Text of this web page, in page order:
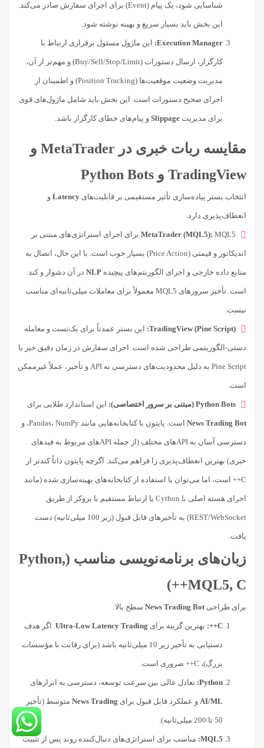
شناسایی شود، یک پیام (Event) برای اجرای سفارش صادر می‌کند.
این بخش باید بسیار سریع و بهینه نوشته شود.
Execution Manager: این ماژول مسئول برقراری ارتباط با
کارگزار، ارسال دستورات (Buy/Sell/Stop/Limit) و مهم‌تر از آن،
مدیریت وضعیت موقعیت‌ها (Position Tracking) و اطمینان از
اجرای صحیح دستورات است. این بخش باید شامل ماژول‌های قوی
برای مدیریت Slippage و پیام‌های خطای کارگزار باشد.
مقایسه ربات خبری در MetaTrader و
TradingView و Python Bots
انتخاب بستر پیاده‌سازی تأثیر مستقیمی بر قابلیت‌های Latency و
انعطاف‌پذیری دارد.
MetaTrader (MQL5): MQL5 برای اجرای استراتژی‌های مبتنی بر
اندیکاتور و قیمتی (Price Action) بسیار خوب است. با این حال، اتصال به
منابع داده خارجی و اجرای الگوریتم‌های پیچیده NLP در آن دشوار و کند
است. تأخیر سرورهای MQL5 معمولاً برای معاملات میلی‌ثانیه‌ای مناسب
نیست.
TradingView (Pine Script): این بستر عمدتاً برای بک‌تست و معامله
دستی-الگوریتمی طراحی شده است. اجرای سفارش در زمان دقیق خبر با
Pine Script به دلیل محدودیت‌های دسترسی به API و تأخیر، عملاً غیرممکن
است.
Python Bots (مبتنی بر سرور اختصاصی): این استاندارد طلایی برای
News Trading Bot است. پایتون با کتابخانه‌هایی مانند Pandas، NumPy، و
دسترسی آسان به API‌های مختلف (از جمله APIهای مربوط به فیدهای
خبری) بهترین انعطاف‌پذیری را فراهم می‌کند. اگرچه پایتون ذاتاً کندتر از
C++ است، اما می‌توان با استفاده از کتابخانه‌های بهینه‌سازی شده (مانند
اجرای هسته اصلی با Cython یا ارتباط مستقیم با بروکر از طریق
REST/WebSocket) به تأخیرهای قابل قبول (زیر 100 میلی‌ثانیه) دست
یافت.
زبان‌های برنامه‌نویسی مناسب (Python,
MQL5, C++)
برای طراحیNews Trading Bot سطح بالا:
C++: بهترین گزینه برای Ultra-Low Latency Trading. اگر هدف
دستیابی به تأخیر زیر 10 میلی‌ثانیه باشد (برای رقابت با مؤسسات
بزرگ)، C++ ضروری است.
Python: تعادل عالی بین سرعت توسعه، دسترسی به ابزارهای
AI/ML و عملکرد قابل قبول برای News Trading متوسط (تأخیر
50 تا 200 میلی‌ثانیه).
MQL5: مناسب برای استراتژی‌های دنبال‌کننده روند پس از تثبیت